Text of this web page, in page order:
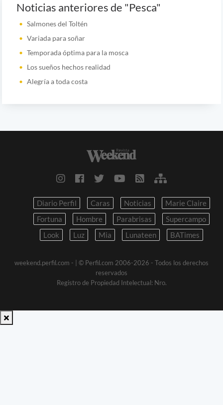
Noticias anteriores de "Pesca"
Salmones del Toltén
Variada para soñar
Temporada óptima para la mosca
Los sueños hechos realidad
Alegría a toda costa
Diario Perfil Caras Noticias
Marie Claire
Fortuna
Hombre Parabrisas
Supercampo
Look
Luz Mia Lunateen BATimes
weekend.perfil.com -
| © Perfil.com 2006-2026 - Todos los derechos
reservados
Registro de Propiedad Intelectual: Nro.